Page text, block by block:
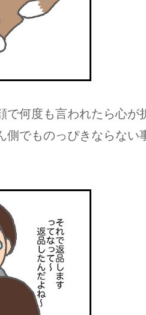
で何度も言われたら心が
側でものっぴきならな